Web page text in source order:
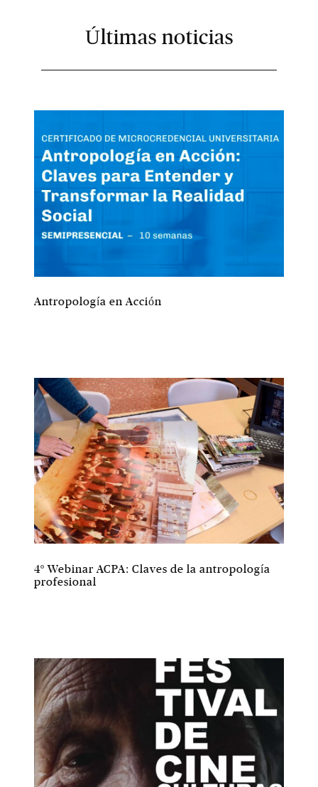
Últimas noticias
Antropología en Acción
4º Webinar ACPA: Claves de la antropología
profesional